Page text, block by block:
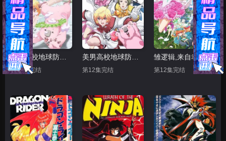
第12集完结
美男高校地球防卫部LOVE
第12集完结
雏逻辑,来自幸运逻辑
第12集完结